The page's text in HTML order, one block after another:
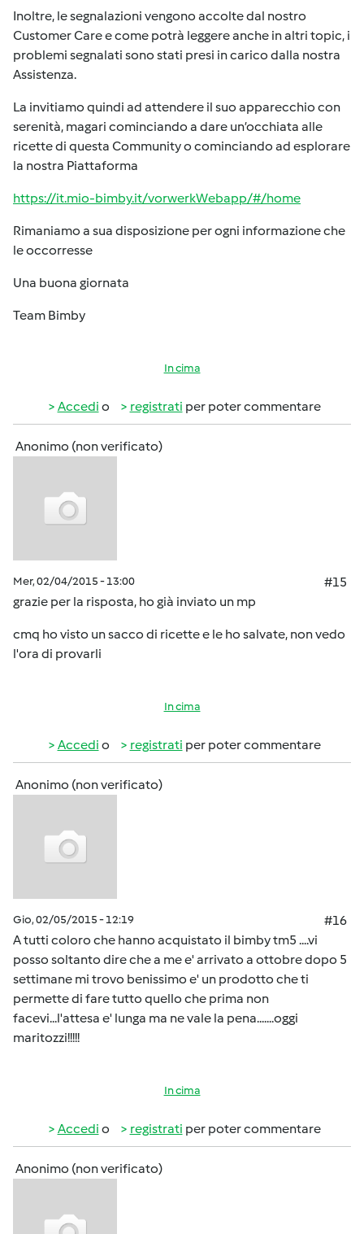
Inoltre, le segnalazioni vengono accolte dal nostro
Customer Care e come potrà leggere anche in altri topic, i
problemi segnalati sono stati presi in carico dalla nostra
Assistenza.
La invitiamo quindi ad attendere il suo apparecchio con
serenità, magari cominciando a dare un’occhiata alle
ricette di questa Community o cominciando ad esplorare
la nostra Piattaforma
https://it.mio-bimby.it/vorwerkWebapp/#/home
Rimaniamo a sua disposizione per ogni informazione che
le occorresse
Una buona giornata
Team Bimby
In cima
Accedi o registrati per poter commentare
Anonimo (non verificato)
Mer, 02/04/2015 - 13:00
#15
grazie per la risposta, ho già inviato un mp
cmq ho visto un sacco di ricette e le ho salvate, non vedo
l'ora di provarli
In cima
Accedi o registrati per poter commentare
Anonimo (non verificato)
Gio, 02/05/2015 - 12:19
#16
A tutti coloro che hanno acquistato il bimby tm5 ....vi
posso soltanto dire che a me e' arrivato a ottobre dopo 5
settimane mi trovo benissimo e' un prodotto che ti
permette di fare tutto quello che prima non
facevi...l'attesa e' lunga ma ne vale la pena.......oggi
maritozzi!!!!!
In cima
Accedi o registrati per poter commentare
Anonimo (non verificato)